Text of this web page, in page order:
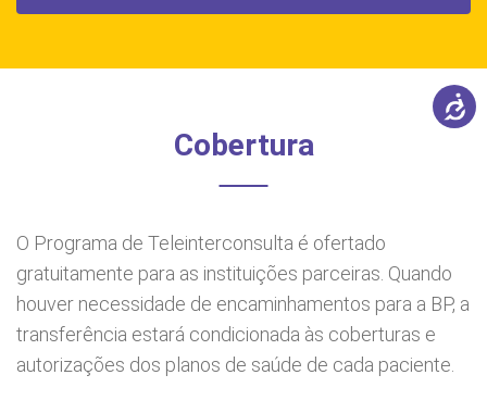
Cobertura
O Programa de Teleinterconsulta é ofertado
gratuitamente para as instituições parceiras. Quando
houver necessidade de encaminhamentos para a BP, a
transferência estará condicionada às coberturas e
autorizações dos planos de saúde de cada paciente.